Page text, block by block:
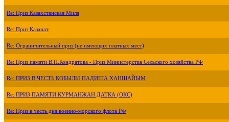
Re: Приз Казахстанская Миля
Re: Приз Казанат
Re: Ограничительный приз (не имеющих платных мест)
Re: Приз памяти В.П.Кондратова - Приз Министерства Сельского хозяйства РФ
Re: ПРИЗ В ЧЕСТЬ КОБЫЛЫ ПАДИША ХАНШАЙЫМ
Re: ПРИЗ ПАМЯТИ КУРМАНЖАН ДАТКА (ОКС)
Re: Приз в честь дня военно-морского флота РФ